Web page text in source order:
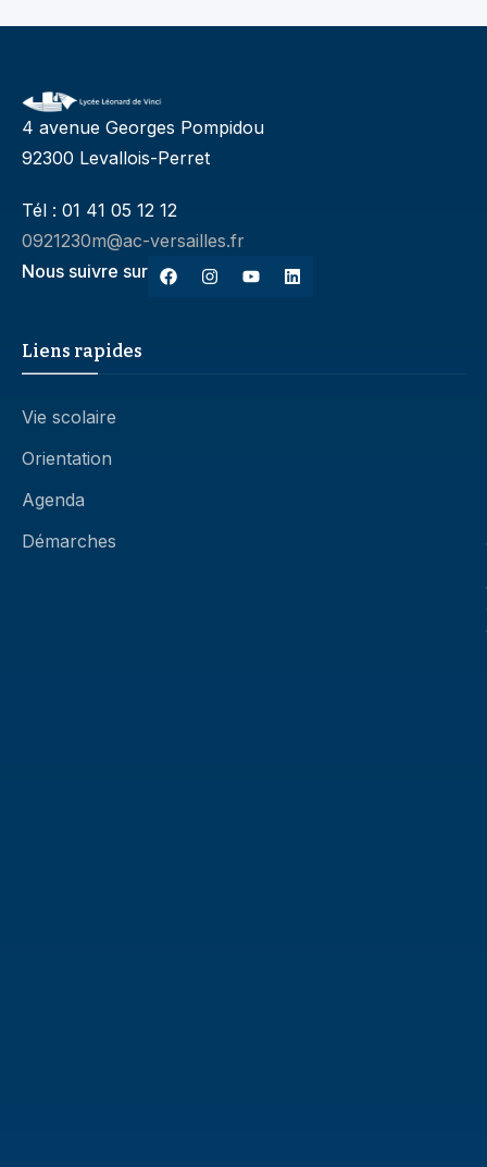
4 avenue Georges Pompidou
92300 Levallois-Perret
Tél : 01 41 05 12 12
0921230m@ac-versailles.fr
Nous suivre sur
Liens rapides
Vie scolaire
Orientation
Agenda
Démarches